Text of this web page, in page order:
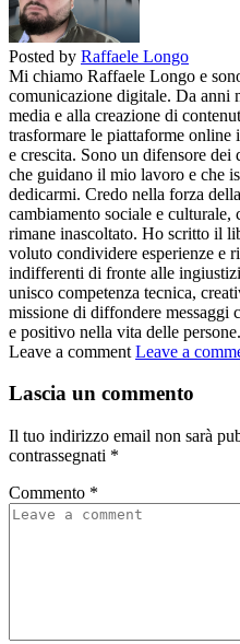
Posted by Raffaele Longo
Mi chiamo Raffaele Longo e
comunicazione digitale. Da anni
media e alla creazione di
trasformare le piattaforme online
e crescita. Sono un difensore
che guidano il mio lavoro e che
dedicarmi. Credo nella forza
cambiamento sociale e culturale,
rimane inascoltato. Ho scritto il
voluto condividere esperienze e
indifferenti di fronte alle
unisco competenza tecnica,
missione di diffondere messaggi
e positivo nella vita delle persone.
Leave a comment Leave a
Lascia un commento
Il tuo indirizzo email non sarà
contrassegnati *
Commento *